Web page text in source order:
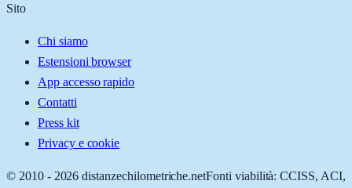
Sito
Chi siamo
Estensioni browser
App accesso rapido
Contatti
Press kit
Privacy e cookie
© 2010 - 2026 distanzechilometriche.netFonti viabilità: CCISS, ACI,